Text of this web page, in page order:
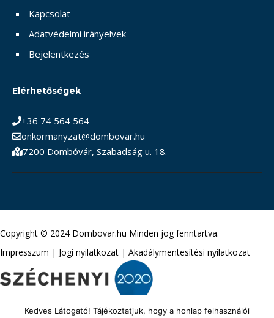
Kapcsolat
Adatvédelmi irányelvek
Bejelentkezés
Elérhetőségek
+36 74 564 564
onkormanyzat@dombovar.hu
7200 Dombóvár, Szabadság u. 18.
Copyright © 2024 Dombovar.hu Minden jog fenntartva.
Impresszum | Jogi nyilatkozat | Akadálymentesítési nyilatkozat
Kedves Látogató! Tájékoztatjuk, hogy a honlap felhasználói